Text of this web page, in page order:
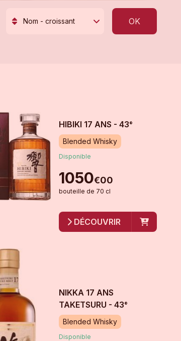
Nom - croissant OK
HIBIKI 17 ANS - 43°
Blended Whisky
Disponible
1050€00
bouteille de 70 cl
DÉCOUVRIR
NIKKA 17 ANS
TAKETSURU - 43°
Blended Whisky
Disponible